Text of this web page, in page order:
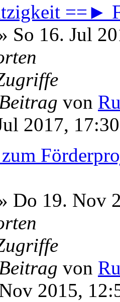
==►
So 16. Jul
von
2017, 17:30
Do 19. Nov
von
2015,